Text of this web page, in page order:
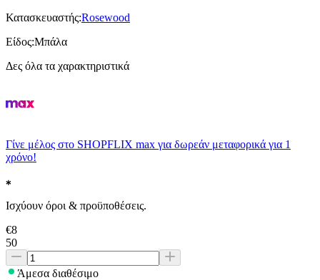
Κατασκευαστής:Rosewood
Είδος:Μπάλα
Δες όλα τα χαρακτηριστικά
Γίνε μέλος στο SHOPFLIX max για δωρεάν μεταφορικά για 1
χρόνο!
Ισχύουν όροι & προϋποθέσεις.
€8
50
Άμεσα διαθέσιμο